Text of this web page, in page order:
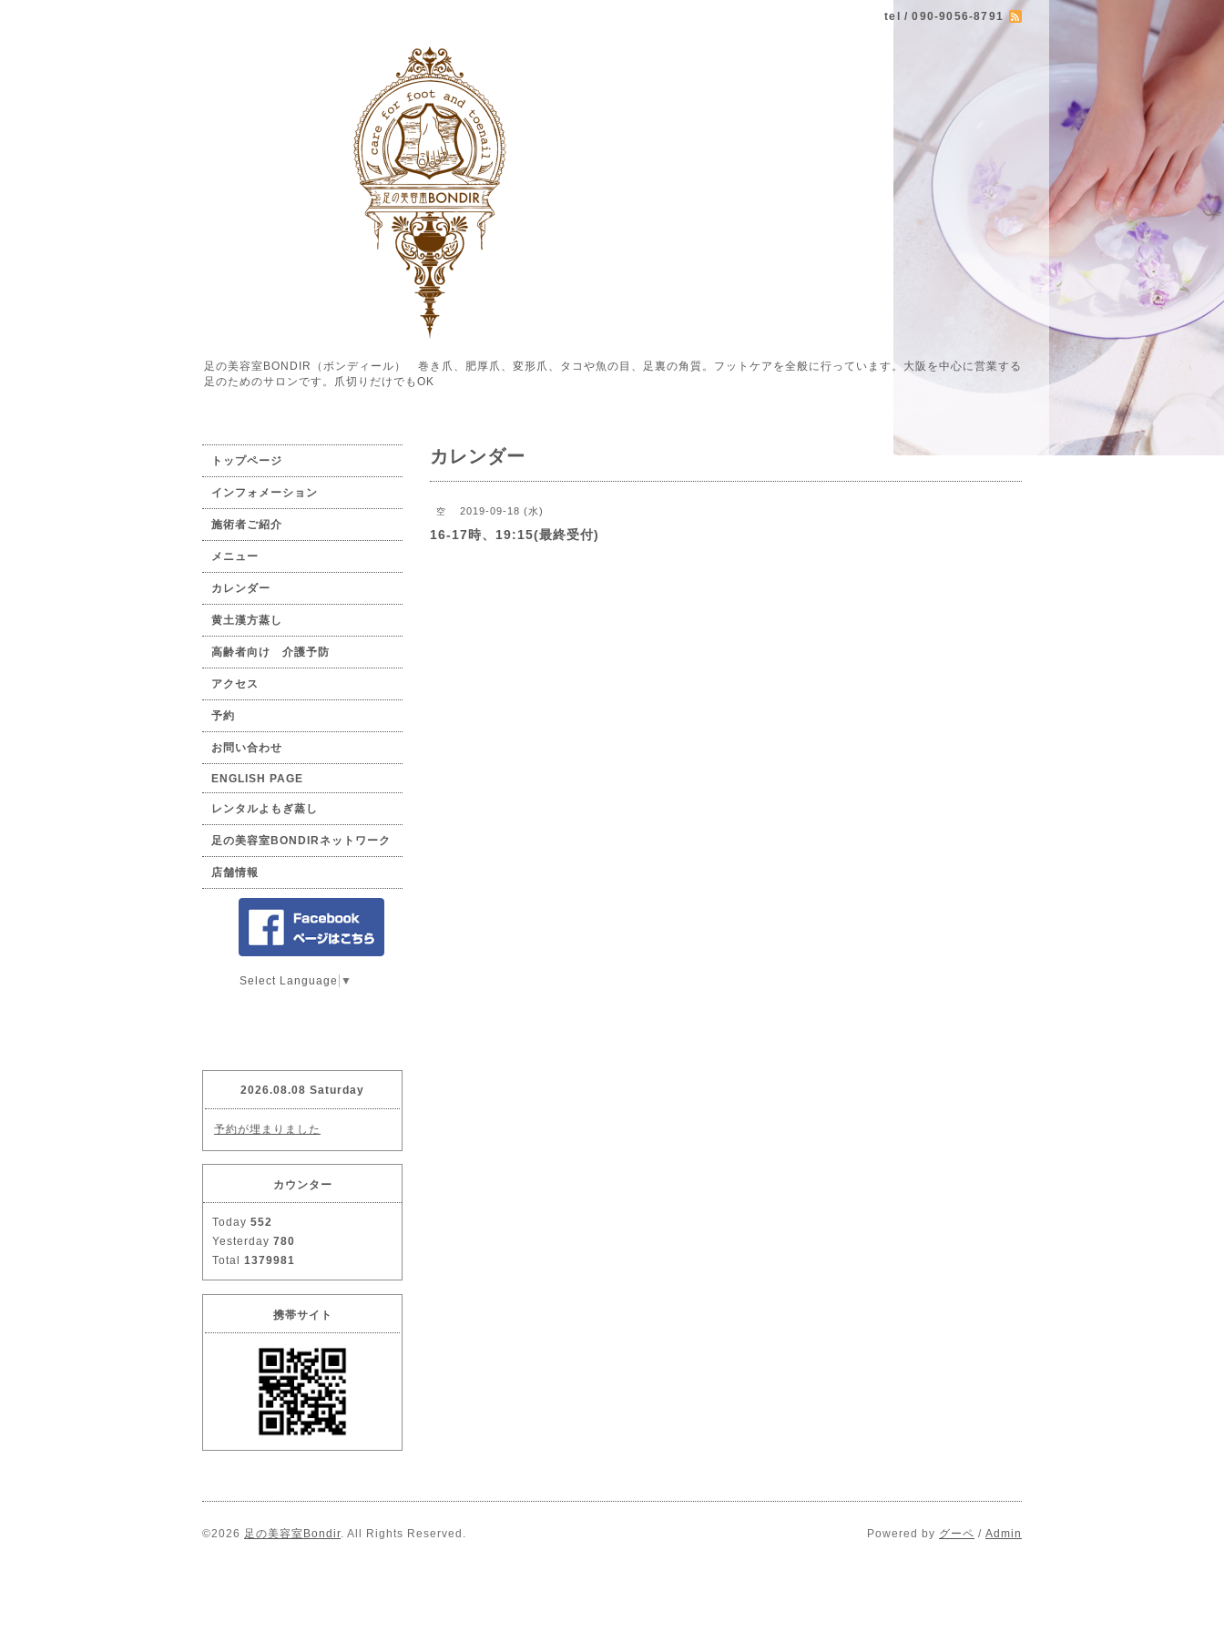
tel / 090-9056-8791
足の美容室BONDIR（ボンディール） 巻き爪、肥厚爪、変形爪、タコや魚の目、足裏の角質。フットケアを全般に行っています。大阪を中心に営業する
足のためのサロンです。爪切りだけでもOK
カレンダー
空 2019-09-18 (水)
16-17時、19:15(最終受付)
トップページ
インフォメーション
施術者ご紹介
メニュー
カレンダー
黄土漢方蒸し
高齢者向け 介護予防
アクセス
予約
お問い合わせ
ENGLISH PAGE
レンタルよもぎ蒸し
足の美容室BONDIRネットワーク
店舗情報
Select Language ▼
2026.08.08 Saturday
予約が埋まりました
カウンター
Today 552
Yesterday 780
Total 1379981
携帯サイト
©2026 足の美容室Bondir. All Rights Reserved. Powered by グーペ / Admin